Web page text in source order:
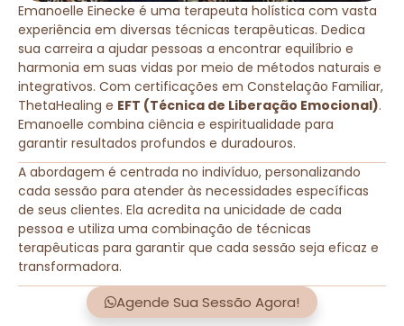
Emanoelle Einecke é uma terapeuta holística com vasta
experiência em diversas técnicas terapêuticas. Dedica
sua carreira a ajudar pessoas a encontrar equilíbrio e
harmonia em suas vidas por meio de métodos naturais e
integrativos. Com certificações em Constelação Familiar,
ThetaHealing e EFT (Técnica de Liberação Emocional).
Emanoelle combina ciência e espiritualidade para
garantir resultados profundos e duradouros.
A abordagem é centrada no indivíduo, personalizando
cada sessão para atender às necessidades específicas
de seus clientes. Ela acredita na unicidade de cada
pessoa e utiliza uma combinação de técnicas
terapêuticas para garantir que cada sessão seja eficaz e
transformadora.
Agende Sua Sessão Agora!